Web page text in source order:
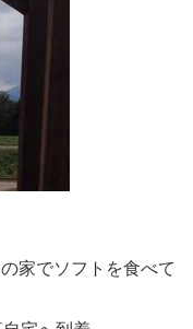
家でソフトを食べて